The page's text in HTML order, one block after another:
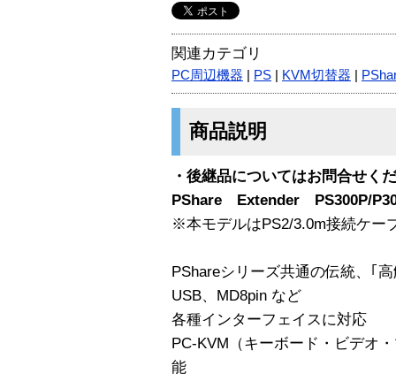
関連カテゴリ
PC周辺機器 PS KVM切替器
商品説明
・後継品についてはお問合せく
PShare Extender PS300P/
※本モデルはPS2/3.0m接続ケー
PShareシリーズ共通の伝統、｢
USB、MD8pin など
各種インターフェイスに対応
PC-KVM（キーボード・ビデオ
能